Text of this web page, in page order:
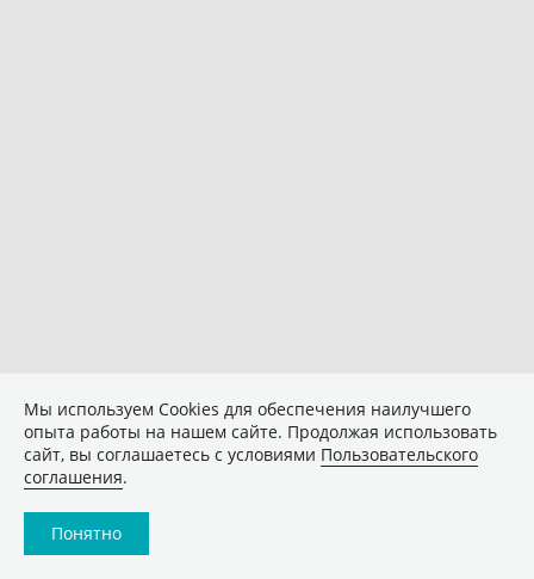
Мы используем Сookies для обеспечения наилучшего
опыта работы на нашем сайте. Продолжая использовать
сайт, вы соглашаетесь с условиями Пользовательского
соглашения.
Понятно